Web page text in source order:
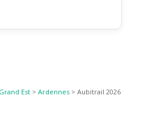
Grand Est> Ardennes> Aubitrail 2026